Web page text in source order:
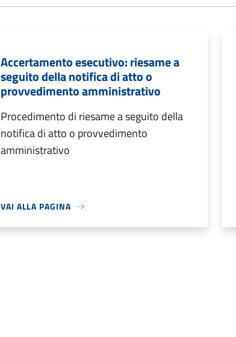
Accertamento esecutivo: riesame a
seguito della notifica di atto o
provvedimento amministrativo
Procedimento di riesame a seguito della
notifica di atto o provvedimento
amministrativo
VAI ALLA PAGINA